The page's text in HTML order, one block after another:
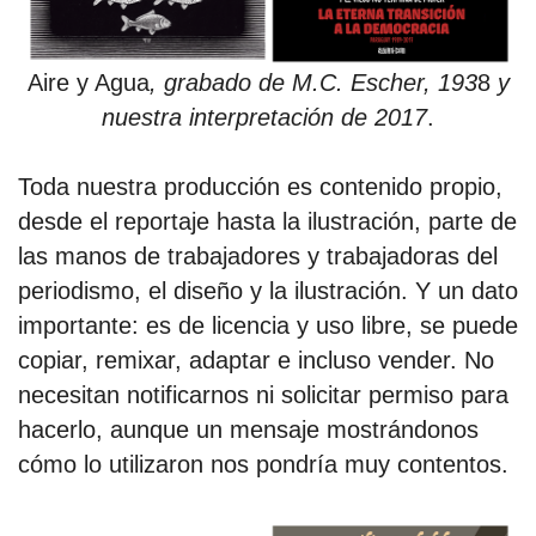
Aire y Agua, grabado de M.C. Escher, 1938y
nuestra interpretación de 2017.
Toda nuestra producción es contenido propio,
desde el reportaje hasta la ilustración, parte de
las manos de trabajadores y trabajadoras del
periodismo, el diseño y la ilustración. Y un dato
importante: es de licencia y uso libre, se puede
copiar, remixar, adaptar e incluso vender. No
necesitan notificarnos ni solicitar permiso para
hacerlo, aunque un mensaje mostrándonos
cómo lo utilizaron nos pondría muy contentos.